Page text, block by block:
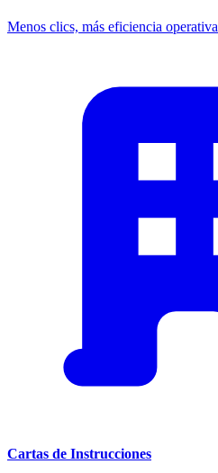
Menos clics, más eficiencia operativa
Cartas de Instrucciones